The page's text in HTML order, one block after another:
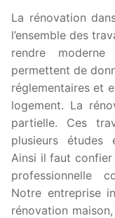
La rénovation
l’ensemble des
rendre
permettent de
réglementaires et
logement. La
partielle. Ces
plusieurs études
Ainsi il faut
professionnelle
Notre entreprise
rénovation maison,